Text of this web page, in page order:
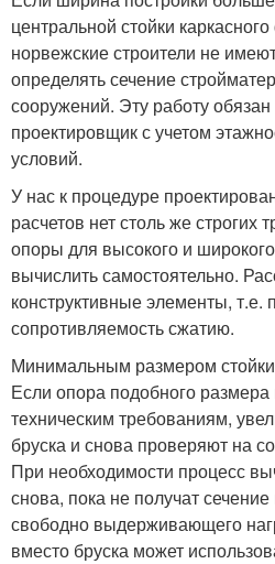
центральной стойки
норвежские строители не
определять сечение
сооружений. Эту работу
проектировщик с учетом
условий.
У нас к процедуре
расчетов нет столь же строгих
опоры для высокого и
вычислить самостоятельно.
конструктивные элементы, т.е.
сопротивляемость сжатию.
Минимальным размером
Если опора подобного размера
техническим требованиям,
бруска и снова проверяют на
При необходимости процесс
снова, пока не получат
свободно выдерживающего
вместо бруска может